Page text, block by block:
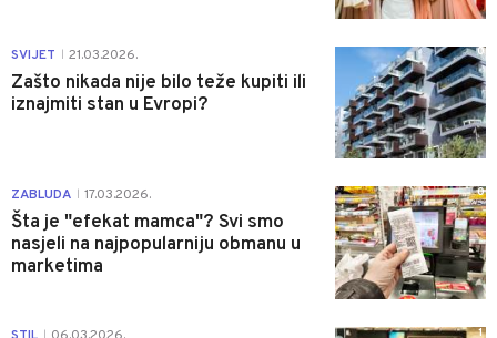
SVIJET 21.03.2026.
Zašto nikada nije bilo teže kupiti ili
iznajmiti stan u Evropi?
0
ZABLUDA 17.03.2026.
Šta je "efekat mamca"? Svi smo
nasjeli na najpopularniju obmanu u
marketima
0
1